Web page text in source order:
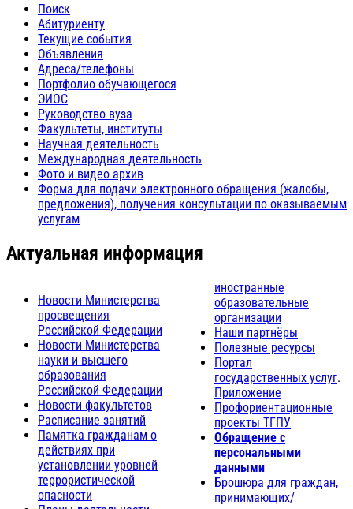
Поиск
Абитуриенту
Текущие события
Объявления
Адреса/телефоны
Портфолио обучающегося
ЭИОС
Руководство вуза
Факультеты, институты
Научная деятельность
Международная деятельность
Фото и видео архив
Форма для подачи электронного обращения (жалобы,
предложения), получения консультации по оказываемым
услугам
Актуальная информация
Новости Министерства
просвещения
Российской Федерации
Новости Министерства
науки и высшего
образования
Российской Федерации
Новости факультетов
Расписание занятий
Памятка гражданам о
действиях при
установлении уровней
террористической
опасности
иностранные
образовательные
организации
Наши партнёры
Полезные ресурсы
Портал
государственных услуг.
Приложение
Профориентационные
проекты ТГПУ
Обращение с
персональными
данными
Брошюра для граждан,
принимающих/